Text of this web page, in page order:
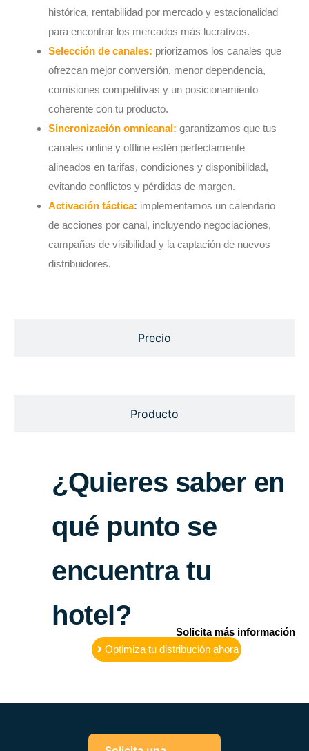
Precio
Producto
histórica, rentabilidad por mercado y estacionalidad
para encontrar los mercados más lucrativos.
Selección de canales: priorizamos los canales que
ofrezcan mejor conversión, menor dependencia,
comisiones competitivas y un posicionamiento
coherente con tu producto.
Sincronización omnicanal: garantizamos que tus
canales online y offline estén perfectamente
alineados en tarifas, condiciones y disponibilidad,
evitando conflictos y pérdidas de margen.
Activación táctica: implementamos un calendario
de acciones por canal, incluyendo negociaciones,
campañas de visibilidad y la captación de nuevos
distribuidores.
¿Quieres saber en
qué punto se
encuentra tu
hotel?
Solicita más información
Optimiza tu distribución ahora